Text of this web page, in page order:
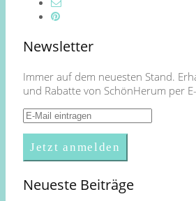
Newsletter
Immer auf dem neuesten Stand.
und Rabatte von SchönHerum per
Neueste Beiträge